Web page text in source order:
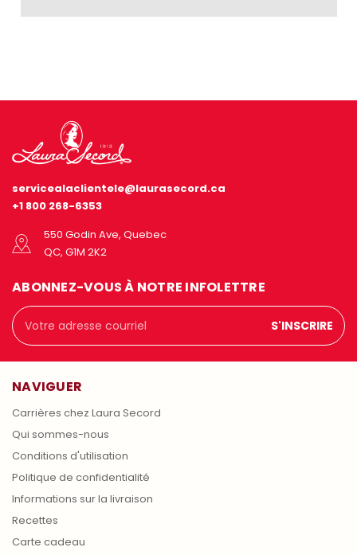
servicealaclientele@laurasecord.ca
+1 800 268-6353
550 Godin Ave, Quebec
QC, G1M 2K2
ABONNEZ-VOUS À NOTRE INFOLETTRE
Adresse
courriel
NAVIGUER
Carrières chez Laura Secord
Qui sommes-nous
Conditions d'utilisation
Politique de confidentialité
Informations sur la livraison
Recettes
Carte cadeau